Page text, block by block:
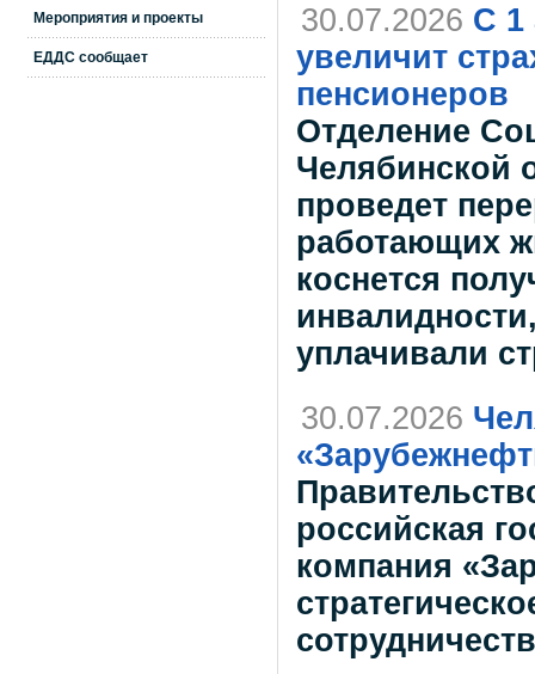
Мероприятия и проекты
ЕДДС сообщает
30.07.2026 С 1
увеличит
пенсионеров
Отделение
Челябинской
проведет
работающих
коснется
уплачивали
30.07.2026
российская
компания